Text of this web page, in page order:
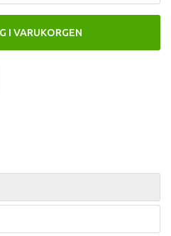
I VARUKORGEN